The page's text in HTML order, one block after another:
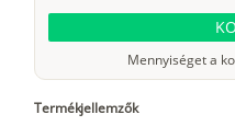
Mennyiséget a
Termékjellemzők